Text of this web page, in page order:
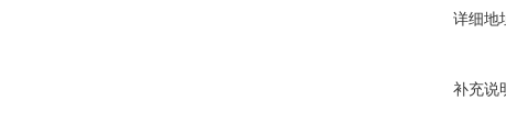
详细地
补充说